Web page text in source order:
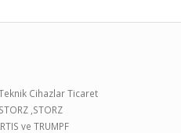
Cihazlar Ticaret
,STORZ
ve TRUMPF